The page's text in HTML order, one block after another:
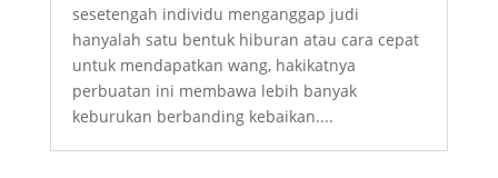
sesetengah individu menganggap judi
hanyalah satu bentuk hiburan atau cara cepat
untuk mendapatkan wang, hakikatnya
perbuatan ini membawa lebih banyak
keburukan berbanding kebaikan....